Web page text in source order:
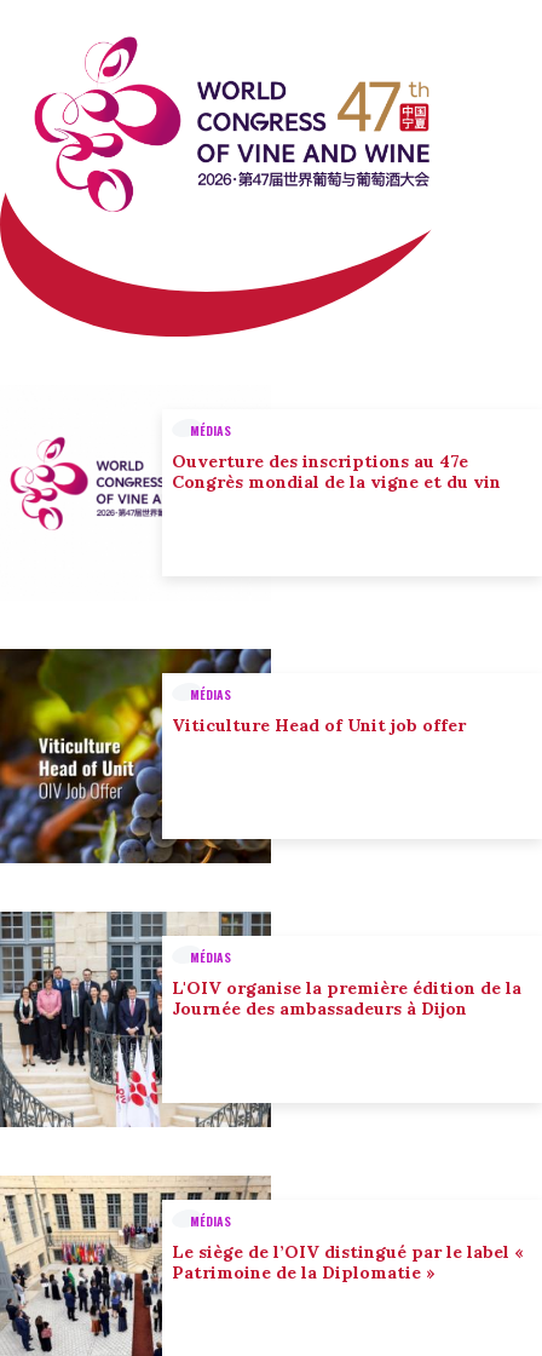
MÉDIAS
Ouverture des inscriptions au 47e
Congrès mondial de la vigne et du vin
MÉDIAS
Viticulture Head of Unit job offer
MÉDIAS
L'OIV organise la première édition de la
Journée des ambassadeurs à Dijon
MÉDIAS
Le siège de l’OIV distingué par le label «
Patrimoine de la Diplomatie »